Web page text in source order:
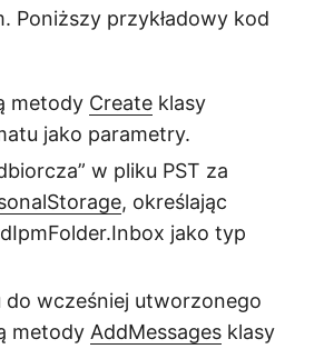
Poniższy przykładowy kod
metody Create klasy
jako parametry.
w pliku PST za
, określając
jako typ
do wcześniej utworzonego
metody AddMessages klasy